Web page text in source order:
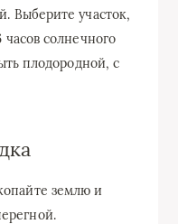
Выберите участок,
солнечного
плодородной, с
землю и